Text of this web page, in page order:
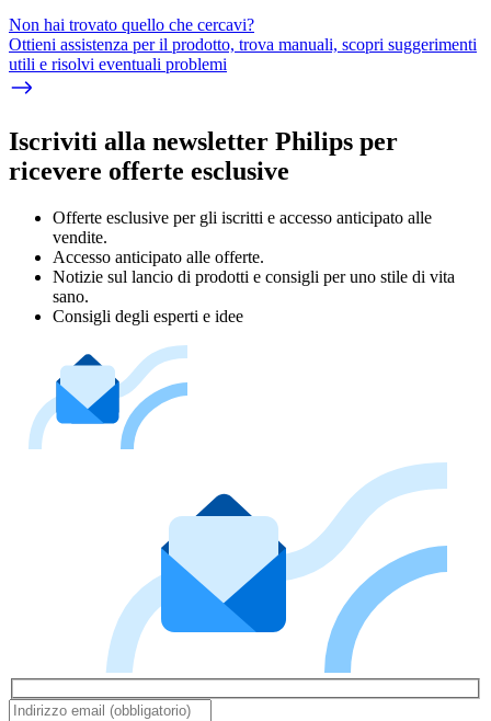
Non hai trovato quello che cercavi?
Ottieni assistenza per il prodotto, trova manuali, scopri suggerimenti
utili e risolvi eventuali problemi
Iscriviti alla newsletter Philips per
ricevere offerte esclusive
Offerte esclusive per gli iscritti e accesso anticipato alle
vendite.
Accesso anticipato alle offerte.
Notizie sul lancio di prodotti e consigli per uno stile di vita
sano.
Consigli degli esperti e idee